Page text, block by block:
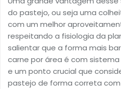
do pastejo, ou seja uma
com um melhor
respeitando a fisiologia da
salientar que a forma mais
carne por área é com
e um ponto crucial que
pastejo de forma correta